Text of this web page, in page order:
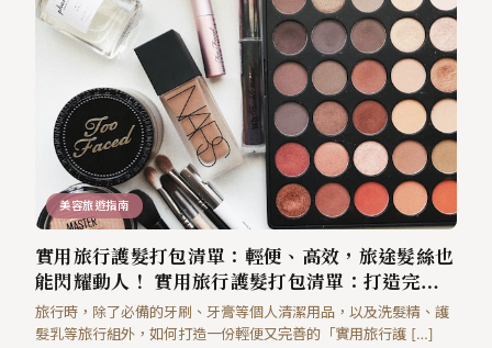
美容旅遊指南
實用旅行護髮打包清單：輕便、高效，旅途髮絲也
能閃耀動人！ 實用旅行護髮打包清單：打造完美
髮型，輕鬆遊遍世界！
旅行時，除了必備的牙刷、牙膏等個人清潔用品，以及洗髮精、護
髮乳等旅行組外，如何打造一份輕便又完善的「實用旅行護 […]